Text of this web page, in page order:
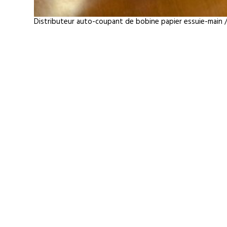
Distributeur auto-coupant de bobine papier essuie-main